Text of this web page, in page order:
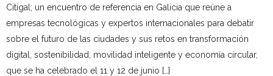
Citigal; un encuentro de referencia en Galicia que reúne a
empresas tecnológicas y expertos internacionales para debatir
sobre el futuro de las ciudades y sus retos en transformación
digital, sostenibilidad, movilidad inteligente y economía circular,
que se ha celebrado el 11 y 12 de junio […]